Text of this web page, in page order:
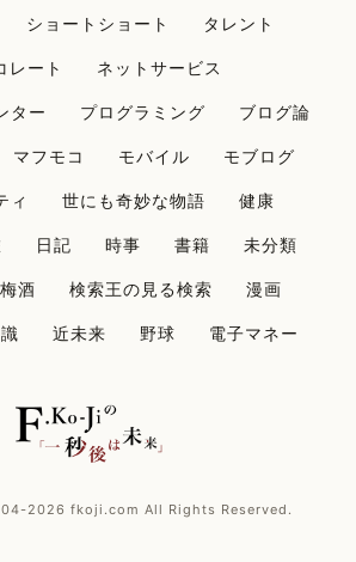
ショートショート
タレント
レート
ネットサービス
ター
プログラミング
ブログ論
マフモコ モバイル
モブログ
ィ
世にも奇妙な物語
健康
日記 時事 書籍
未分類
梅酒 検索王の見る検索
漫画
近未来 野球 電子マネー
2026 fkoji.com All Rights Reserved.